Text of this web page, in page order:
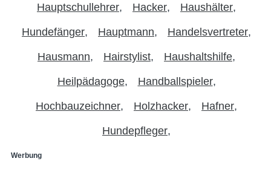
Hauptschullehrer Hacker Haushälter
Hundefänger Hauptmann Handelsvertreter
Hausmann Hairstylist Haushaltshilfe
Heilpädagoge Handballspieler
Hochbauzeichner Holzhacker Hafner
Hundepfleger
Werbung